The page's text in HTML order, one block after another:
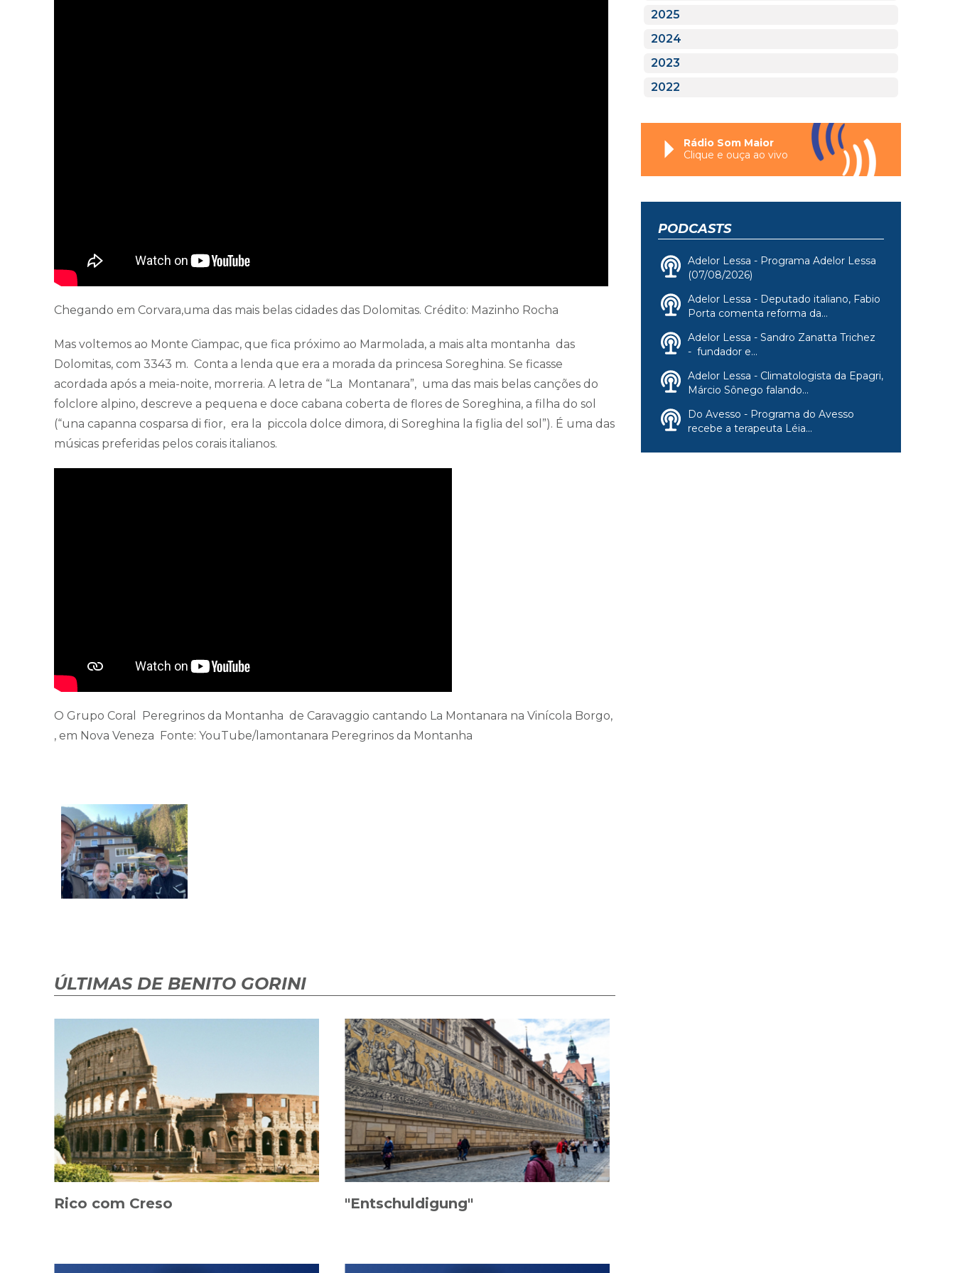
Chegando em Corvara,uma das mais belas cidades das Dolomitas. Crédito: Mazinho Rocha
Mas voltemos ao Monte Ciampac, que fica próximo ao Marmolada, a mais alta montanha das
Dolomitas, com 3343 m. Conta a lenda que era a morada da princesa Soreghina. Se ficasse
acordada após a meia-noite, morreria. A letra de “La Montanara”, uma das mais belas canções do
folclore alpino, descreve a pequena e doce cabana coberta de flores de Soreghina, a filha do sol
(“una capanna cosparsa di fior, era la piccola dolce dimora, di Soreghina la figlia del sol”). É uma das
músicas preferidas pelos corais italianos.
O Grupo Coral Peregrinos da Montanha de Caravaggio cantando La Montanara na Vinícola Borgo,
, em Nova Veneza Fonte: YouTube/lamontanara Peregrinos da Montanha
ÚLTIMAS DE BENITO GORINI
Rico com Creso "Entschuldigung"
2025
2024
2023
2022
Rádio Som Maior
Clique e ouça ao vivo
PODCASTS
Adelor Lessa - Programa Adelor Lessa
(07/08/2026)
Adelor Lessa - Deputado italiano, Fabio
Porta comenta reforma da...
Adelor Lessa - Sandro Zanatta Trichez
- fundador e...
Adelor Lessa - Climatologista da Epagri,
Márcio Sônego falando...
Do Avesso - Programa do Avesso
recebe a terapeuta Léia...